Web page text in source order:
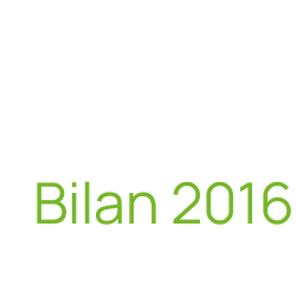
Bilan 2016